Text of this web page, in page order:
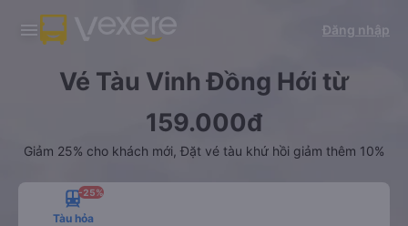
Tải app Vexere ngay!
Nhận ưu đãi thành viên độc
Mở app
Tải app Vexere
-30k/ghế khi đặt vé máy bay qua
Mở app
Đăng nhập
Vé Tàu Vinh Đồng Hới từ
159.000đ
Giảm 25% cho khách mới, Đặt vé tàu khứ hồi giảm thêm 10%
Tàu hỏa
-25%